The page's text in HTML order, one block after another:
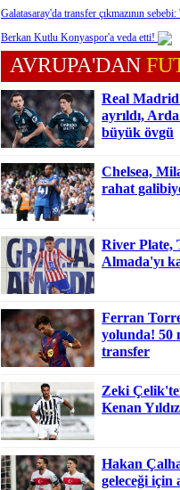
Galatasaray'da transfer çıkmazının
Berkan Kutlu Konyaspor'a veda etti!
AVRUPA'DAN
Real
ayrıldı,
büyük övgü
Chelsea,
rahat
River Plate,
Almada'yı
Ferran
yolunda! 50
transfer
Zeki
Kenan
Hakan
geleceği için